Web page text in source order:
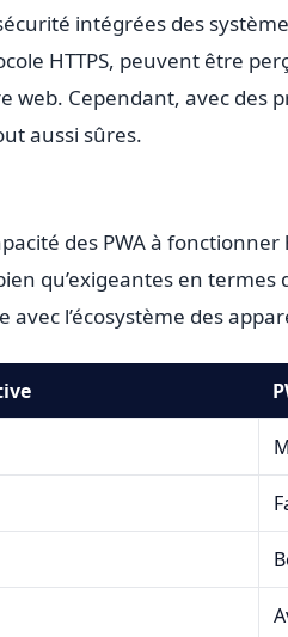
intégrées des
HTTPS, peuvent être
web. Cependant, avec des
aussi sûres.
des PWA à
qu’exigeantes en termes
l’écosystème des